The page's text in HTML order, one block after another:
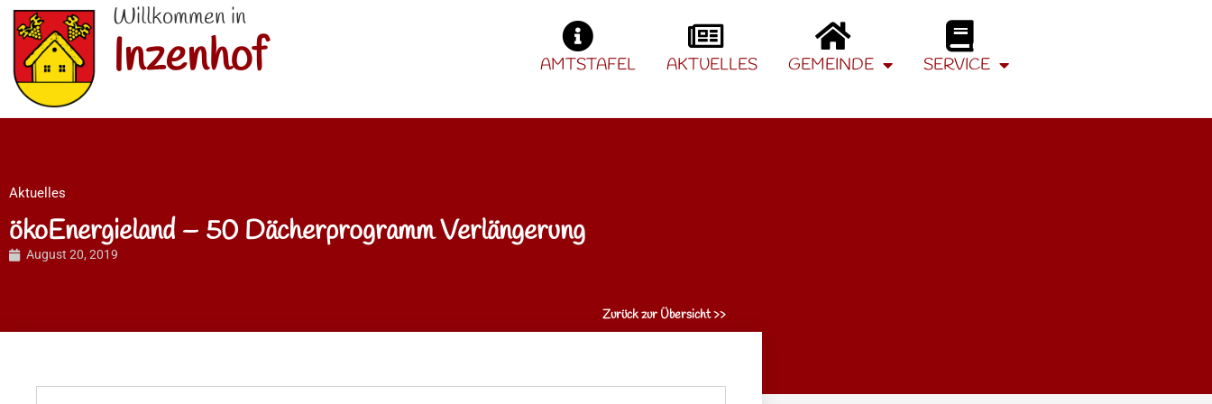
Willkommen in
Inzenhof AMTSTAFEL AKTUELLES GEMEINDE SERVICE
Aktuelles
ökoEnergieland – 50 Dächerprogramm Verlängerung
August 20, 2019
Zurück zur Übersicht >>